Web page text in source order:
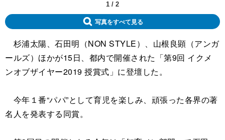
1 / 2
写真をすべて見る
杉浦太陽、石田明（NON STYLE）、山根良顕（アンガ
ールズ）ほかが15日、都内で開催された「第9回 イクメ
ンオブザイヤー2019 授賞式」に登壇した。
今年１番“パパ”として育児を楽しみ、頑張った各界の著
名人を発表する同賞。